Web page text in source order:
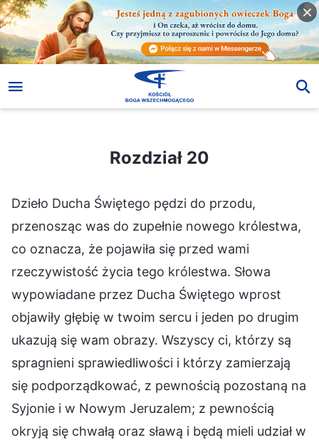
Rozdział 20
Dzieło Ducha Świętego pędzi do przodu,
przenosząc was do zupełnie nowego królestwa,
co oznacza, że pojawiła się przed wami
rzeczywistość życia tego królestwa. Słowa
wypowiadane przez Ducha Świętego wprost
objawiły głębię w twoim sercu i jeden po drugim
ukazują się wam obrazy. Wszyscy ci, którzy są
spragnieni sprawiedliwości i którzy zamierzają
się podporządkować, z pewnością pozostaną na
Syjonie i w Nowym Jeruzalem; z pewnością
okryją się chwałą oraz sławą i będą mieli udział w